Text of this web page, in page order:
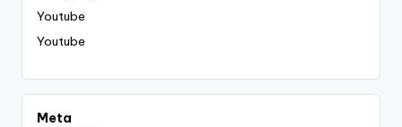
Youtube
Youtube
Meta